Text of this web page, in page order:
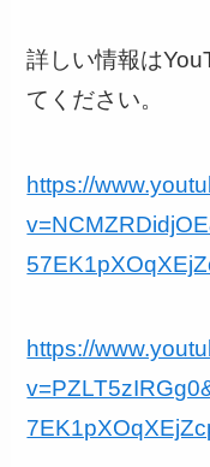
詳しい情報は
てください。
https://
https://